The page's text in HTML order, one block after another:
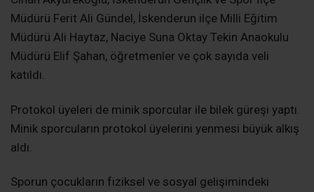
Müdürü Ferit Ali Gündel, İskenderun ilçe Milli Eğitim
Müdürü Ali Haytaz, Naciye Suna Oktay Tekin Anaokulu
Müdürü Elif Şahan, öğretmenler ve çok sayıda veli
katıldı.
Protokol üyeleri de minik sporcular ile bilek güreşi yaptı.
Minik sporcuların protokol üyelerini yenmesi büyük alkış
aldı.
Sporun çocukların fiziksel ve sosyal gelişimindeki